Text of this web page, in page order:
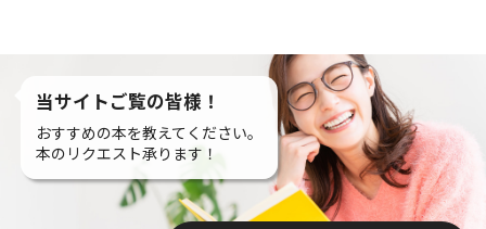
当サイトご覧の皆様！
おすすめの本を教えてください。
本のリクエスト承ります！